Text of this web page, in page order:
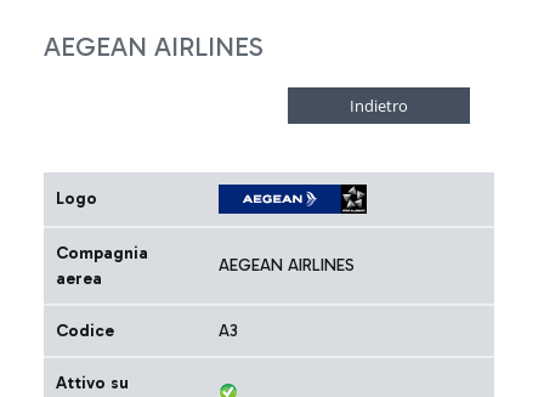
AEGEAN AIRLINES
Logo
Compagnia
aerea
AEGEAN AIRLINES
Codice A3
Attivo su